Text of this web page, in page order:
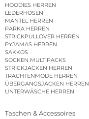
HOODIES HERREN
LEDERHOSEN
MÄNTEL HERREN
PARKA HERREN
STRICKPULLOVER HERREN
PYJAMAS HERREN
SAKKOS
SOCKEN MULTIPACKS
STRICKJACKEN HERREN
TRACHTENMODE HERREN
ÜBERGANGSJACKEN HERREN
UNTERWÄSCHE HERREN
Taschen & Accessoires